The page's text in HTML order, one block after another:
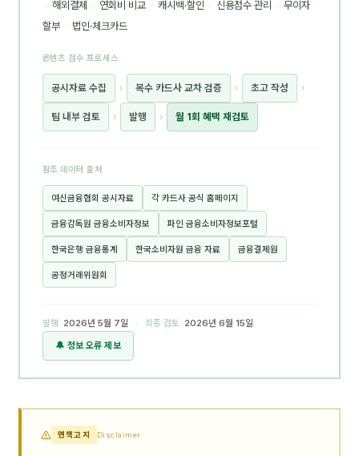
· 해외결제 · 연회비 비교 · 캐시백·할인 · 신용점수 관리 · 무이자
할부 · 법인·체크카드
콘텐츠 검수 프로세스
공시자료 수집 › 복수 카드사 교차 검증 › 초고 작성 ›
팀 내부 검토 › 발행 › 월 1회 혜택 재검토
참조 데이터 출처
여신금융협회 공시자료 각 카드사 공식 홈페이지
금융감독원 금융소비자정보 파인 금융소비자정보포털
한국은행 금융통계 한국소비자원 금융 자료 금융결제원
공정거래위원회
발행 2026년 5월 7일 · 최종 검토
2026년 6월 15일
🔔 정보 오류 제보
면책고지 Disclaimer